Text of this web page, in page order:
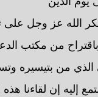
الله عز وجل على
من مكتب
الذي من بتيسيره
إليه إن لقاءنا هذه